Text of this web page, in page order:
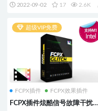
FCPX Surface Tracker
2022-09-02 17 2.6K
超级VIP免费
FCPX插件 FCPX效果插件
FCPX插件炫酷信号故障干扰破